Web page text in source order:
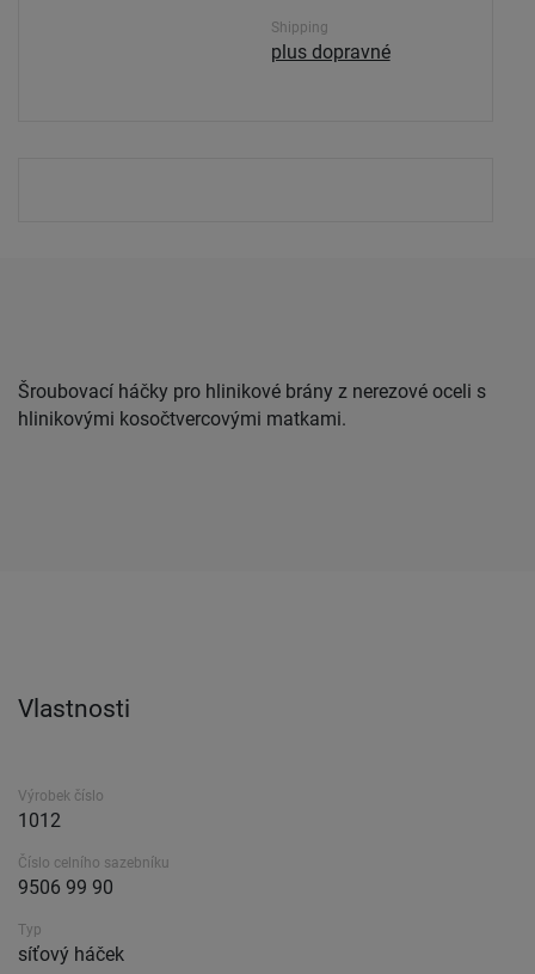
Shipping
plus dopravné
Šroubovací háčky pro hlinikové brány z nerezové oceli s
hlinikovými kosočtvercovými matkami.
Vlastnosti
Výrobek číslo
1012
Číslo celního sazebníku
9506 99 90
Typ
síťový háček